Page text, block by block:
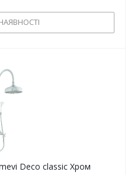
Deco classic Хром